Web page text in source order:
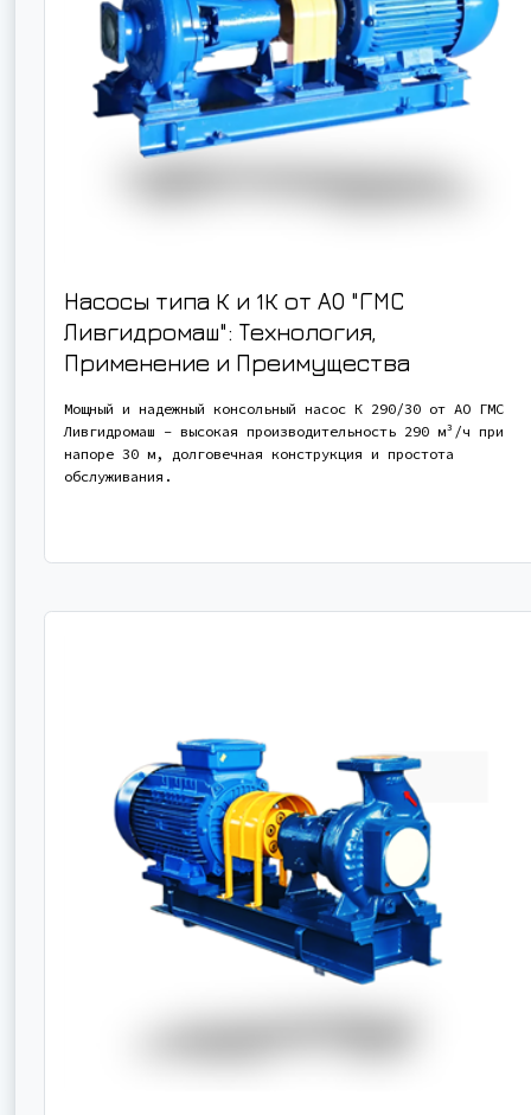
Насосы типа К и 1К от АО "ГМС
Ливгидромаш": Технология,
Применение и Преимущества
Мощный и надежный консольный насос К 290/30 от АО ГМС
Ливгидромаш - высокая производительность 290 м³/ч при
напоре 30 м, долговечная конструкция и простота
обслуживания.